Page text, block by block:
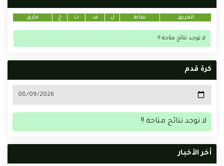
الفريق نقاط ل ف ت خ فارق
لا توجد نتائج متاحة !!
كرة قدم
لا توجد نتائج متاحة !!
أخر الأخبار